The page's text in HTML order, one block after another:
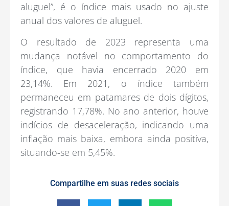
aluguel”, é o índice mais usado no ajuste
anual dos valores de aluguel.
O resultado de 2023 representa uma
mudança notável no comportamento do
índice, que havia encerrado 2020 em
23,14%. Em 2021, o índice também
permaneceu em patamares de dois dígitos,
registrando 17,78%. No ano anterior, houve
indícios de desaceleração, indicando uma
inflação mais baixa, embora ainda positiva,
situando-se em 5,45%.
Compartilhe em suas redes sociais